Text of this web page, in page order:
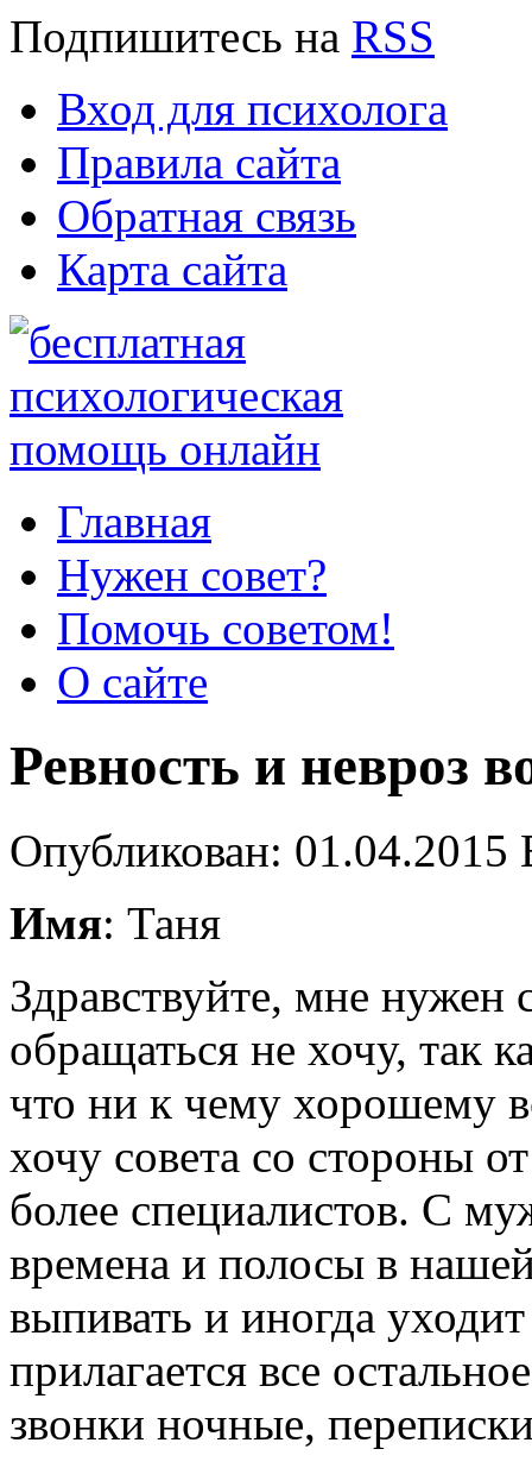
Подпишитесь на RSS
Вход для психолога
Правила сайта
Обратная связь
Карта сайта
Главная
Нужен совет?
Помочь советом!
О сайте
Ревность и невроз
Опубликован:
Имя: Таня
Здравствуйте, мне нужен
обращаться не хочу, так
что ни к чему хорошему
хочу совета со стороны
более специалистов. С
времена и полосы в
выпивать и иногда
прилагается все
звонки ночные,